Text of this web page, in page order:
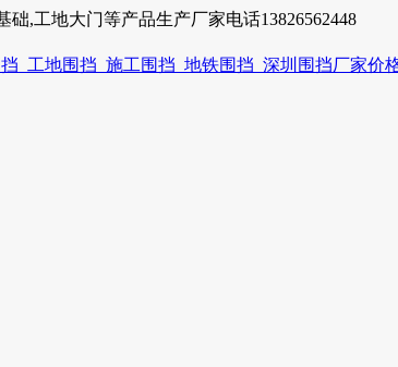
,工地大门等产品生产厂家电话13826562448